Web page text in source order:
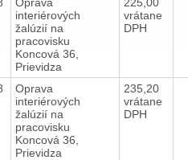
interiérových
žalúzií na
pracovisku
Koncová 36,
Prievidza
vrátane
DPH
Oprava
interiérových
žalúzií na
pracovisku
Koncová 36,
Prievidza
235,20
vrátane
DPH